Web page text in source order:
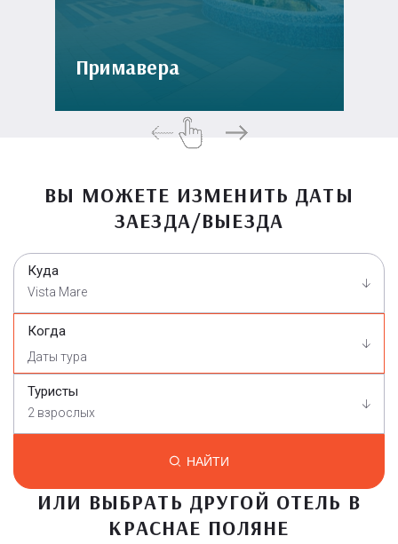
Примавера
ВЫ МОЖЕТЕ ИЗМЕНИТЬ ДАТЫ
ЗАЕЗДА/ВЫЕЗДА
Куда
Vista Mare
Когда
Туристы
2 взрослых
НАЙТИ
ИЛИ ВЫБРАТЬ ДРУГОЙ ОТЕЛЬ В
КРАСНАЕ ПОЛЯНЕ